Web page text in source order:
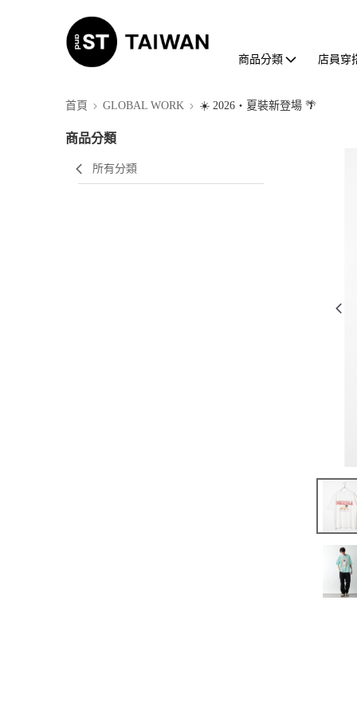
商品分類 店員穿
首頁 GLOBAL WORK ☀️ 2026・夏裝新登場 🌴
商品分類
所有分類